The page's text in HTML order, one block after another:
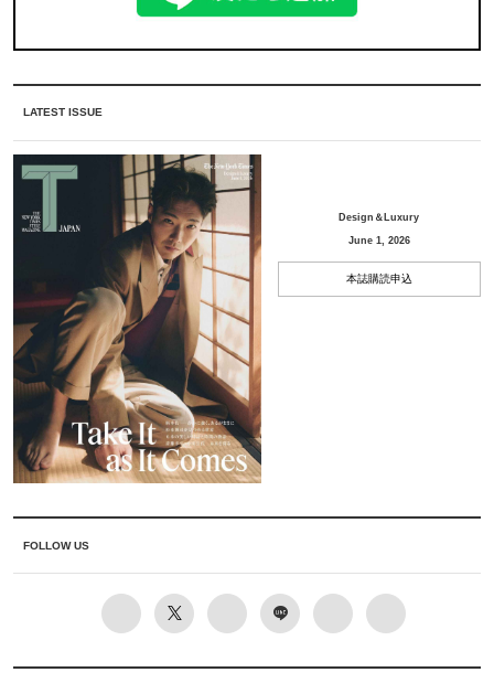
LATEST ISSUE
Design＆Luxury
June 1, 2026
本誌購読申込
FOLLOW US